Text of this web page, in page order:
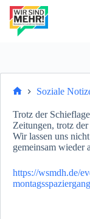
Zum
Inhalt
springen
Soziale
Trotz der
Zeitungen, trotz
Wir lassen uns
gemeinsam wieder
https://wsmdh.de/